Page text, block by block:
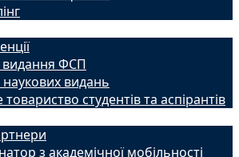
видання ФСП
наукових видань
студентів та аспірантів
з академічної мобільності